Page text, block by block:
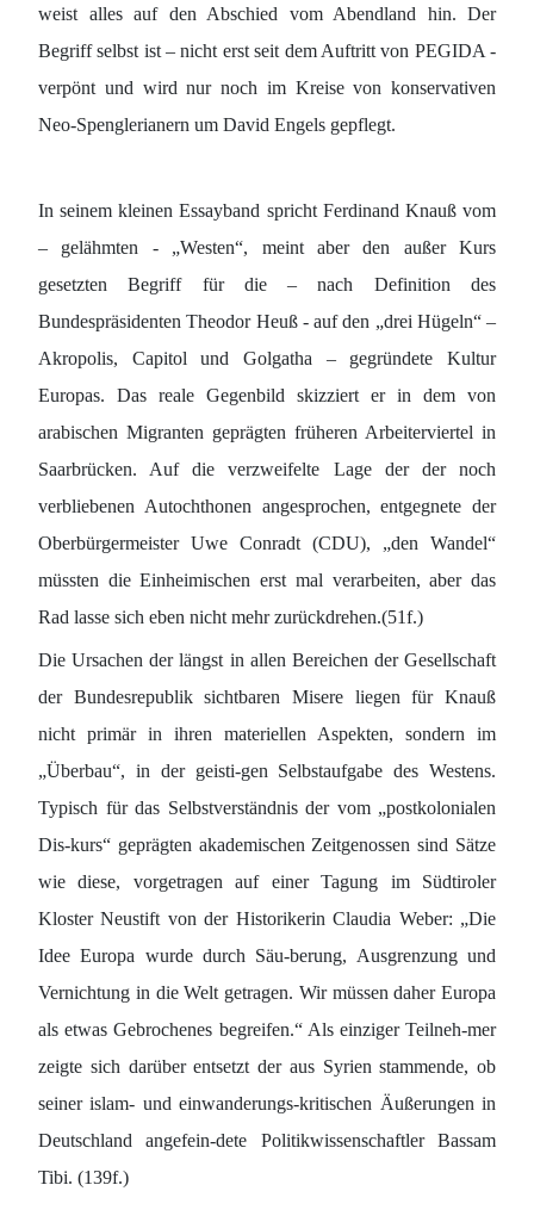
weist alles auf den Abschied vom Abendland hin. Der
Begriff selbst ist – nicht erst seit dem Auftritt von PEGIDA -
verpönt und wird nur noch im Kreise von konservativen
Neo-Spenglerianern um David Engels gepflegt.
In seinem kleinen Essayband spricht Ferdinand Knauß vom
– gelähmten - „Westen“, meint aber den außer Kurs
gesetzten Begriff für die – nach Definition des
Bundespräsidenten Theodor Heuß - auf den „drei Hügeln“ –
Akropolis, Capitol und Golgatha – gegründete Kultur
Europas. Das reale Gegenbild skizziert er in dem von
arabischen Migranten geprägten früheren Arbeiterviertel in
Saarbrücken. Auf die verzweifelte Lage der der noch
verbliebenen Autochthonen angesprochen, entgegnete der
Oberbürgermeister Uwe Conradt (CDU), „den Wandel“
müssten die Einheimischen erst mal verarbeiten, aber das
Rad lasse sich eben nicht mehr zurückdrehen.(51f.)
Die Ursachen der längst in allen Bereichen der Gesellschaft
der Bundesrepublik sichtbaren Misere liegen für Knauß
nicht primär in ihren materiellen Aspekten, sondern im
„Überbau“, in der geisti-gen Selbstaufgabe des Westens.
Typisch für das Selbstverständnis der vom „postkolonialen
Dis-kurs“ geprägten akademischen Zeitgenossen sind Sätze
wie diese, vorgetragen auf einer Tagung im Südtiroler
Kloster Neustift von der Historikerin Claudia Weber: „Die
Idee Europa wurde durch Säu-berung, Ausgrenzung und
Vernichtung in die Welt getragen. Wir müssen daher Europa
als etwas Gebrochenes begreifen.“ Als einziger Teilneh-mer
zeigte sich darüber entsetzt der aus Syrien stammende, ob
seiner islam- und einwanderungs-kritischen Äußerungen in
Deutschland angefein-dete Politikwissenschaftler Bassam
Tibi. (139f.)